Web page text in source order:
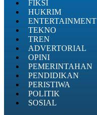
FIKSI
HUKRIM
ENTERTAINMENT
TEKNO
TREN
ADVERTORIAL
OPINI
PEMERINTAHAN
PENDIDIKAN
PERISTIWA
POLITIK
SOSIAL